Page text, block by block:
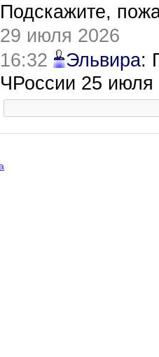
Подскажите,
29 июля 2026
16:32
Эльвира:
ЧРоссии 25 июля